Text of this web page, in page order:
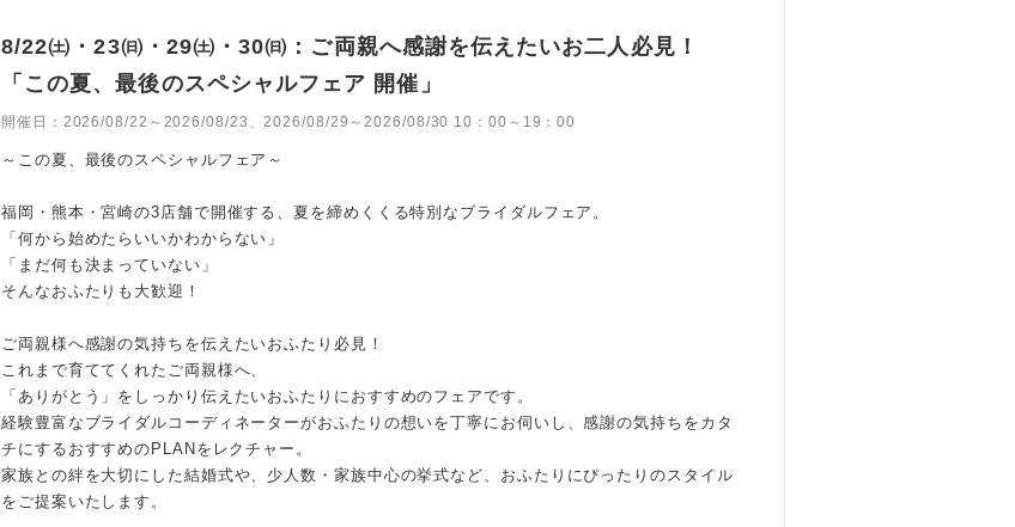
8/22㈯・23㈰・29㈯・30㈰：ご両親へ感謝を伝えたいお二人必見！
「この夏、最後のスペシャルフェア 開催」
開催日： 2026/08/22～2026/08/23、2026/08/29～2026/08/30 10：00～19：00
～この夏、最後のスペシャルフェア～
福岡・熊本・宮崎の3店舗で開催する、夏を締めくくる特別なブライダルフェア。
「何から始めたらいいかわからない」
「まだ何も決まっていない」
そんなおふたりも大歓迎！
ご両親様へ感謝の気持ちを伝えたいおふたり必見！
これまで育ててくれたご両親様へ、
「ありがとう」をしっかり伝えたいおふたりにおすすめのフェアです。
経験豊富なブライダルコーディネーターがおふたりの想いを丁寧にお伺いし、感謝の気持ちをカタ
チにするおすすめのPLANをレクチャー。
家族との絆を大切にした結婚式や、少人数・家族中心の挙式など、おふたりにぴったりのスタイル
をご提案いたします。